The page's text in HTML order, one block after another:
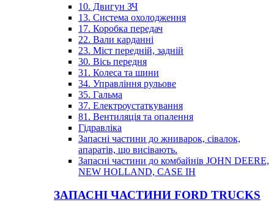
10. Двигун ЗЧ
13. Система охолодження
17. Коробка передач
22. Вали карданні
23. Міст передній, задній
30. Вісь передня
31. Колеса та шини
34. Управління рульове
35. Гальма
37. Електроустаткування
81. Вентиляція та опалення
Гідравліка
Запасні частини до жниварок, сівалок,
апаратів, що висівають.
Запасні частини до комбайнів JOHN DEERE,
NEW HOLLAND, CASE IH
ЗАПАСНІ ЧАСТИНИ FORD TRUCKS